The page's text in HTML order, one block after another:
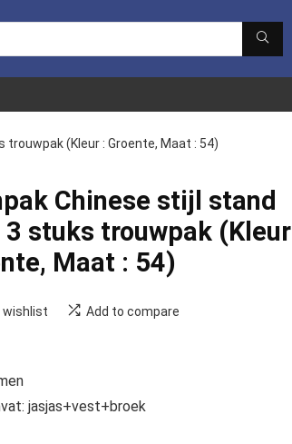
(Kleur : Groente, Maat : 54)
Chinese stijl stand
3 stuks trouwpak (Kleur
Maat : 54)
wishlist Add to compare
jasjas+vest+broek